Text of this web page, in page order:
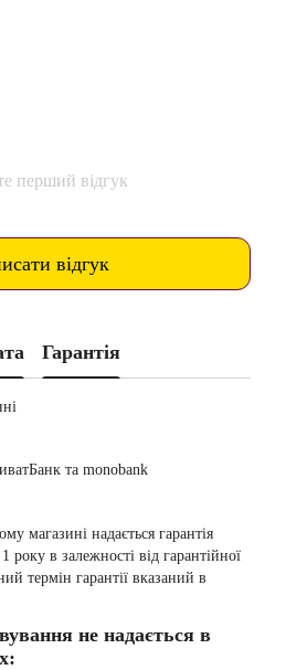
перший відгук
відгук
Гарантія
та monobank
магазині надається гарантія
року в залежності від гарантійної
термін гарантії вказаний в
не надається в